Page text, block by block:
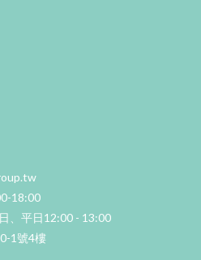
18:00
、平日12:00 - 13:00
1號4樓